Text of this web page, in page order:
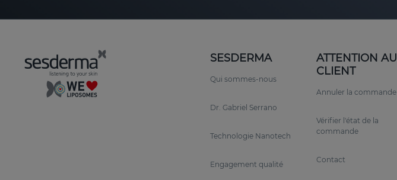
SESDERMA
Qui sommes-nous
Dr. Gabriel Serrano
Technologie Nanotech
Engagement qualité
ATTENTION AU
CLIENT
Annuler la commande
Vérifier l'état de la
commande
Contact